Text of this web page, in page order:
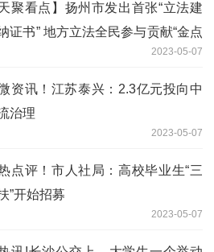
天聚看点】扬州市发出首张“立法建
证书” 地方立法全民参与贡献“金点
2023-05-07
资讯！江苏泰兴：2.3亿元投向中
治理
2023-05-07
点评！市人社局：高校毕业生“三
”开始招募
2023-05-07